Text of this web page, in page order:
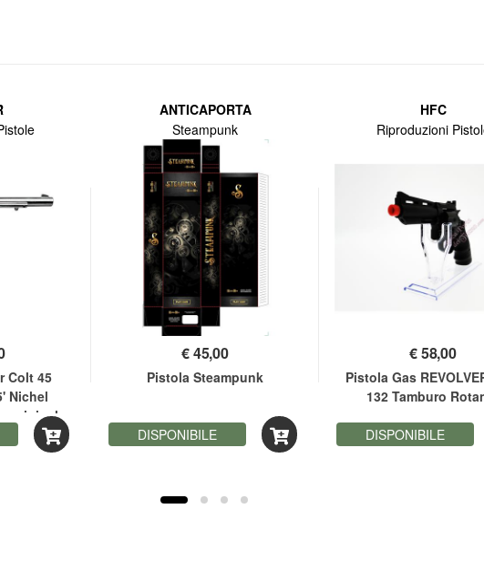
Colt 45
Nichel
originale
ANTICAPORTA
Steampunk
€45,00
Pistola Steampunk
DISPONIBILE
HFC
Riproduzioni
€58,00
Pistola Gas
132 Tamburo
DISPONIBILE